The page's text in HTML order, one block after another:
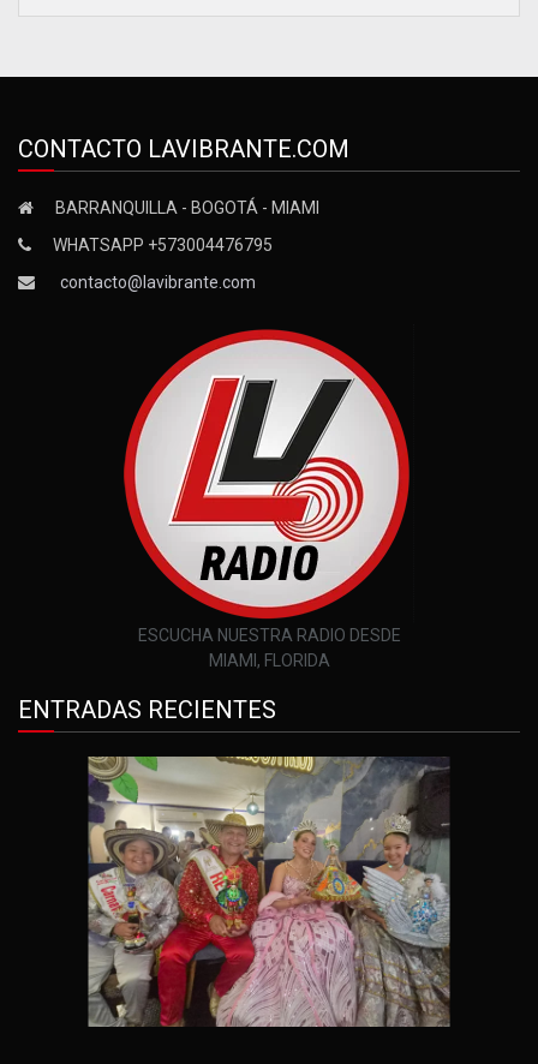
CONTACTO LAVIBRANTE.COM
BARRANQUILLA - BOGOTÁ - MIAMI
WHATSAPP +573004476795
contacto@lavibrante.com
ESCUCHA NUESTRA RADIO DESDE
MIAMI, FLORIDA
ENTRADAS RECIENTES